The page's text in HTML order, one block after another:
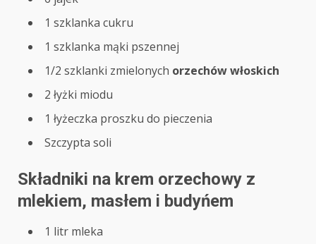
1 szklanka cukru
1 szklanka mąki pszennej
1/2 szklanki zmielonych orzechów włoskich
2 łyżki miodu
1 łyżeczka proszku do pieczenia
Szczypta soli
Składniki na krem orzechowy z
mlekiem, masłem i budyńem
1 litr mleka